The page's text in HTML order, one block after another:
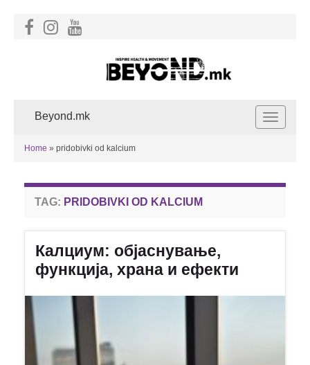
Toggle
Beyond.mk
Home » pridobivki od kalcium
TAG: PRIDOBIVKI OD KALCIUM
Калциум: објаснување,
функција, храна и ефекти